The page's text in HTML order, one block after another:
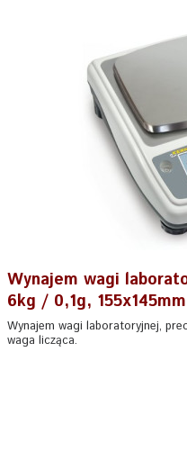
Wynajem wagi
6kg / 0,1g, 155x145mm
Wynajem wagi laboratoryjnej,
waga licząca.